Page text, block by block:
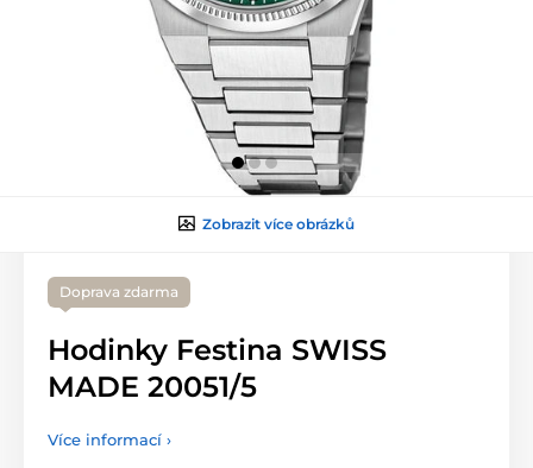
Zobrazit více obrázků
Doprava zdarma
Hodinky Festina SWISS
MADE 20051/5
Více informací ›